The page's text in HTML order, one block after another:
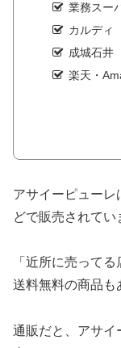
業務スー
カルディ
成城石井
楽天・
アサイーピューレ
どで販売されてい
「近所に売って
送料無料の商品も
通販だと、アサイ